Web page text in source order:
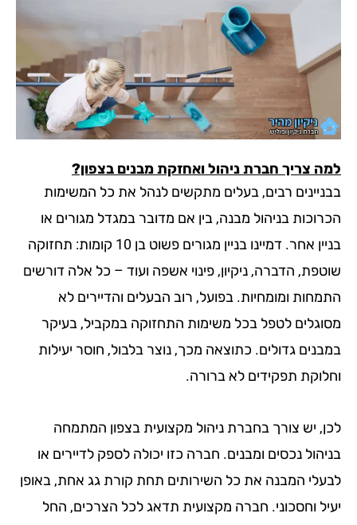
חברת ניהול ואחזקת מבנים בצפון?
רבים, בעלים מתקשים לנהל את כל המשימות
בניהול מבנה, בין אם מדובר במגדל מגורים או
בניין אחר. דמיינו בניין מגורים פשוט בן 10 קומות: תחזוקה
הדברה, ניקיון, פינוי אשפה ועוד – כל אלה דורשים
ומומחיות. בפועל, רוב הבעלים והדיירים לא
לטפל בכל משימות התחזוקה במקביל, בעיקר
גדולים. כתוצאה מכך, נוצר בלבול, חוסר יעילות
תפקידים לא ברורה.
צורך בחברת ניהול מקצועית בצפון המתמחה
נכסים ומבנים. חברה כזו יכולה לספק לדיירים או
המבנה את כל השירותים תחת קורת גג אחת, באופן
חברה מקצועית תדאג לכל הצרכים, החל